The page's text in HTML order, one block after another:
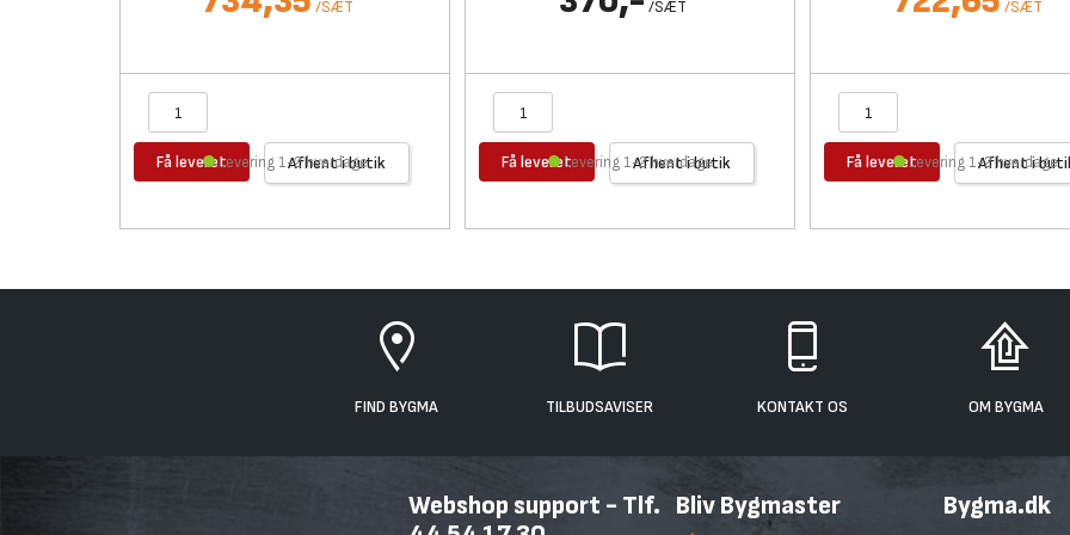
/SÆT
Få leveret Afhent i butik
Levering 1-2 hverdage
/SÆT
Få leveret Afhent i butik
Levering 1-2 hverdage
/SÆT
Få leveret Afhent i
Levering 1-2 hverdage
FIND BYGMA TILBUDSAVISER KONTAKT OS OM BYGMA
Webshop support - Tlf. Bliv Bygmaster Bygma.dk